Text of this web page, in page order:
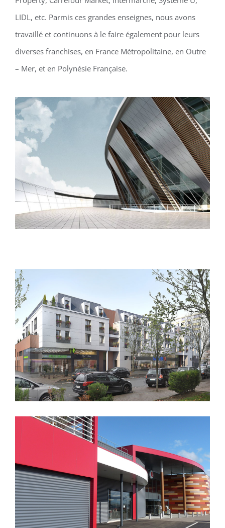
LIDL, etc. Parmis ces grandes enseignes, nous avons
travaillé et continuons à le faire également pour leurs
diverses franchises, en France Métropolitaine, en Outre
– Mer, et en Polynésie Française.
CREATION D’UN SUPERMARCHE
SUPER U + Logements